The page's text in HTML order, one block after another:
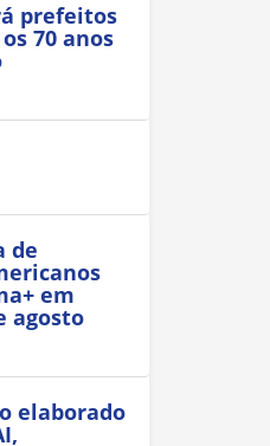
prefeitos
70 anos
de
em
agosto
elaborado